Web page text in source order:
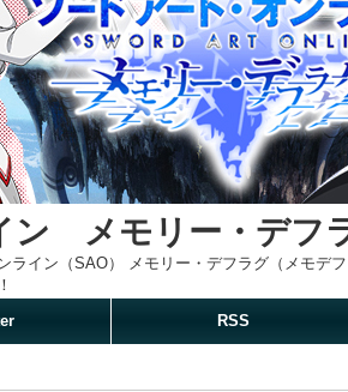
ン メモリー・デフ
イン（SAO） メモリー・デフラグ（メモデ
RSS